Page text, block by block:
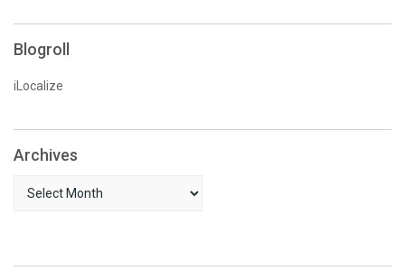
Blogroll
iLocalize
Archives